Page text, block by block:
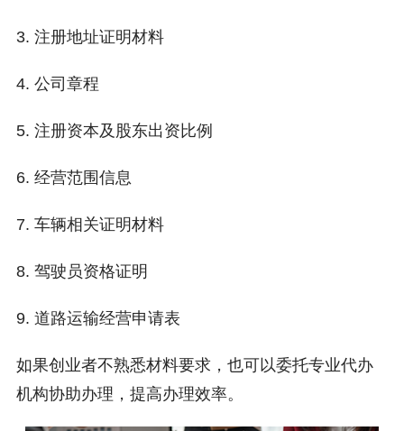
3. 注册地址证明材料
4. 公司章程
5. 注册资本及股东出资比例
6. 经营范围信息
7. 车辆相关证明材料
8. 驾驶员资格证明
9. 道路运输经营申请表
如果创业者不熟悉材料要求，也可以委托专业代办
机构协助办理，提高办理效率。